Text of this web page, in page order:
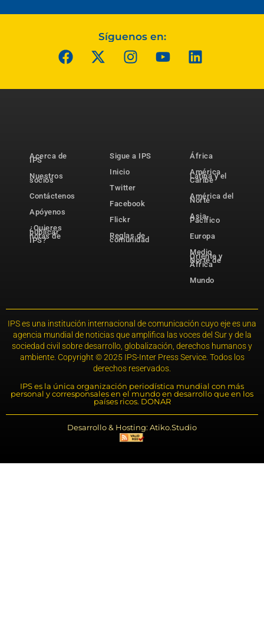
Síguenos en:
Acerca de
IPS
Nuestros
socios
Contáctenos
Apóyenos
¿Quieres
publicar
notas de
IPS?
Sigue a IPS
Inicio
Twitter
Facebook
Flickr
Reglas de
comunidad
África
América
Latina y el
Caribe
América del
Norte
Asia-
Pacífico
Europa
Medio
Oriente y
Norte de
África
Mundo
IPS es una institución internacional de comunicación cuyo eje es una
agencia mundial de noticias que amplifica las voces del Sur y de la
sociedad civil sobre desarrollo, globalización, derechos humanos y
ambiente. Copyright © 2025 IPS-Inter Press Service. Todos los
derechos reservados.
IPS es la única organización periodística mundial con más
personal y corresponsales en el mundo en desarrollo que en los
países ricos. DONAR
Desarrollo & Hosting: Atiko.Studio